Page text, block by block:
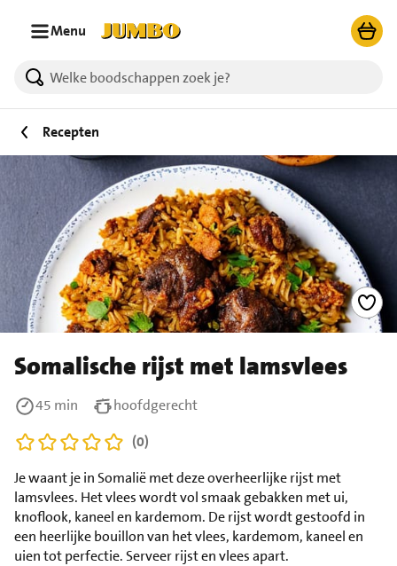
Menu
Recepten
Somalische rijst met lamsvlees
Je waant je in Somalië met deze overheerlijke rijst met
lamsvlees. Het vlees wordt vol smaak gebakken met ui,
knoflook, kaneel en kardemom. De rijst wordt gestoofd in
een heerlijke bouillon van het vlees, kardemom, kaneel en
uien tot perfectie. Serveer rijst en vlees apart.
45 min
hoofdgerecht
(0)